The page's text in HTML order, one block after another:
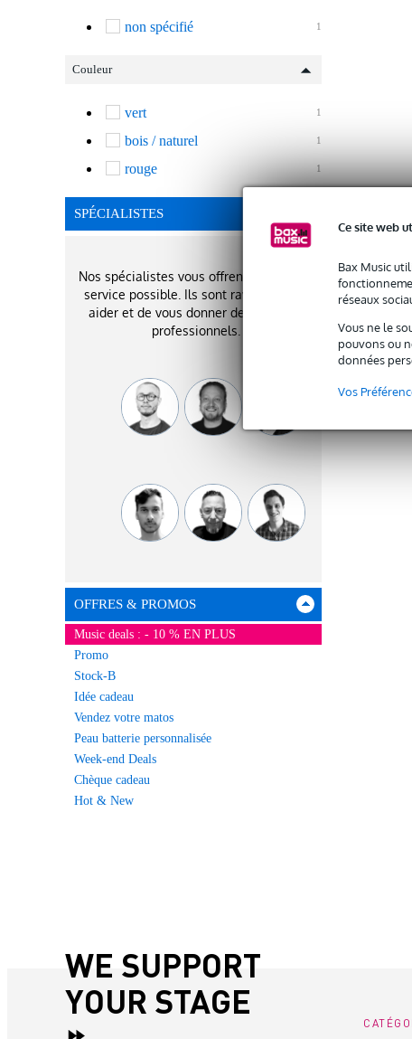
Ce site web
Bax Music
réseaux
Vous ne le
pouvons ou
données
Vos
1
non spécifié
Couleur
1
vert
1
bois / naturel
1
rouge
SPÉCIALISTES
Nos spécialistes vous offrent le meilleur
service possible. Ils sont ravis de vous
aider et de vous donner des conseils
professionnels.
OFFRES & PROMOS
Music deals : - 10 % EN PLUS
Promo
Stock-B
Idée cadeau
Vendez votre matos
Peau batterie personnalisée
Week-end Deals
Chèque cadeau
Hot & New
WE SUPPORT
YOUR STAGE